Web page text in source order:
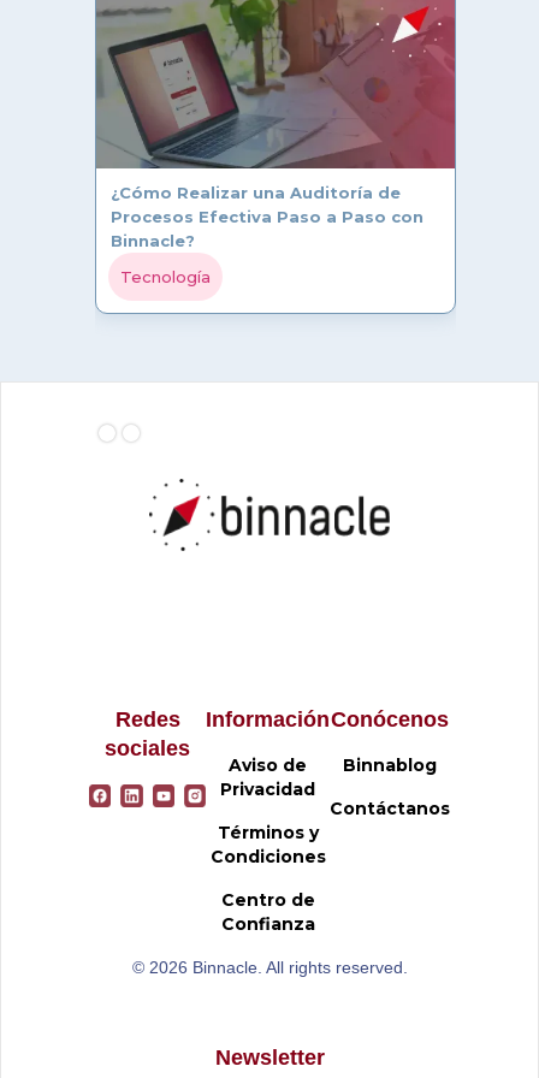
¿Cómo Realizar una Auditoría de
Procesos Efectiva Paso a Paso con
Binnacle?
Tecnología
Redes
sociales
Información
Aviso de
Privacidad
Términos y
Condiciones
Centro de
Confianza
Conócenos
Binnablog
Contáctanos
© 2026 Binnacle. All rights reserved.
Newsletter